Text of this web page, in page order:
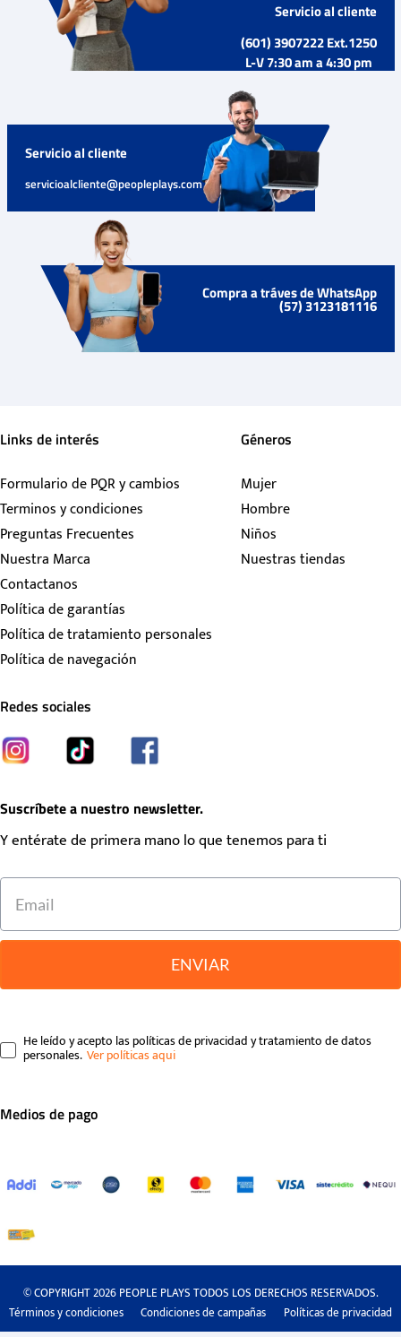
Servicio al cliente
(601) 3907222 Ext.1250
L-V 7:30 am a 4:30 pm
Servicio al cliente
servicioalcliente@peopleplays.com
Compra a tráves de WhatsApp
(57) 3123181116
Links de interés
Formulario de PQR y cambios
Terminos y condiciones
Preguntas Frecuentes
Nuestra Marca
Contactanos
Política de garantías
Política de tratamiento personales
Política de navegación
Géneros
Mujer
Hombre
Niños
Nuestras tiendas
Redes sociales
Suscríbete a nuestro newsletter.
Y entérate de primera mano lo que tenemos para ti
ENVIAR
He leído y acepto las políticas de privacidad y tratamiento de datos
personales.
Medios de pago
© COPYRIGHT 2026 PEOPLE PLAYS TODOS LOS DERECHOS RESERVADOS.
Términos y condiciones
Condiciones de campañas Políticas de privacidad